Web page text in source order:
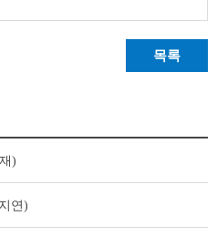
목록
)
연)